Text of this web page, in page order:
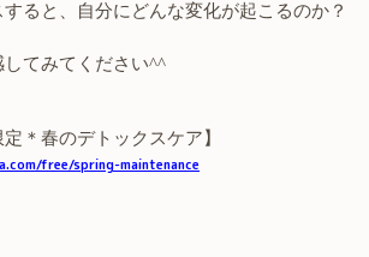
ると、自分にどんな変化が起こるのか？
てみてください^^
＊春のデトックスケア】
free/spring-maintenance